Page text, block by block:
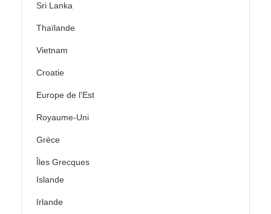
Sri Lanka
Thaïlande
Vietnam
Croatie
Europe de l'Est
Royaume-Uni
Grèce
Îles Grecques
Islande
Irlande